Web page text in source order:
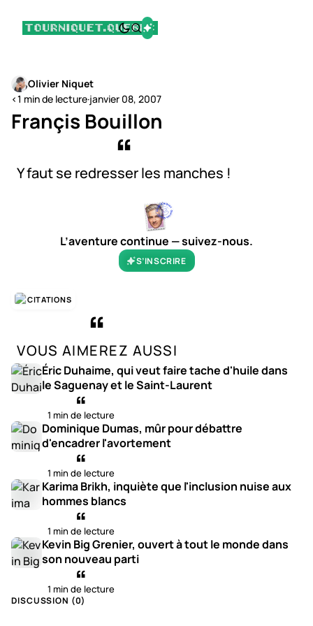
Olivier Niquet
<1 min de lecture·janvier 08, 2007
Françis Bouillon
Y faut se redresser les manches !
L’aventure continue — suivez-nous.
S’INSCRIRE
CITATIONS
VOUS AIMEREZ AUSSI
Éric Duhaime, qui veut faire tache d'huile dans
le Saguenay et le Saint-Laurent
1 min de lecture
Dominique Dumas, mûr pour débattre
d'encadrer l'avortement
1 min de lecture
Karima Brikh, inquiète que l'inclusion nuise aux
hommes blancs
1 min de lecture
Kevin Big Grenier, ouvert à tout le monde dans
son nouveau parti
1 min de lecture
DISCUSSION (0)